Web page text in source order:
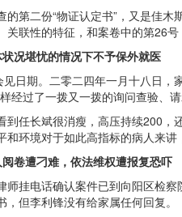
第二份“物证认定书”，又是佳
联性的特征，和案卷中的第26
况堪忧的情况下不予保外就医
日期。二零二四年一月十八日
过了一拨又一拨的询问查验、
任长斌很消瘦，高压持续200
环境对于如此高指标的病人来
卷遭刁难，依法维权遭报复恐吓
挂电话确认案件已到向阳区检
但李利锋没有给家属任何回复。